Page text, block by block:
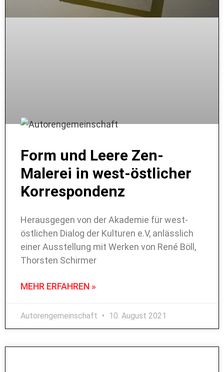
Form und Leere Zen-
Malerei in west-östlicher
Korrespondenz
Herausgegen von der Akademie für west-
östlichen Dialog der Kulturen e.V, anlässlich
einer Ausstellung mit Werken von René Böll,
Thorsten Schirmer
MEHR ERFAHREN »
Autorengemeinschaft 10. August 2021